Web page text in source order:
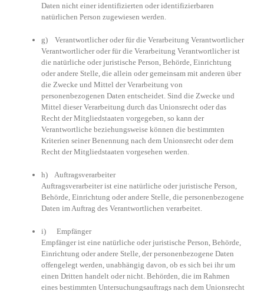
Daten nicht einer identifizierten oder identifizierbaren
natürlichen Person zugewiesen werden.
g) Verantwortlicher oder für die Verarbeitung Verantwortlicher
Verantwortlicher oder für die Verarbeitung Verantwortlicher ist
die natürliche oder juristische Person, Behörde, Einrichtung
oder andere Stelle, die allein oder gemeinsam mit anderen über
die Zwecke und Mittel der Verarbeitung von
personenbezogenen Daten entscheidet. Sind die Zwecke und
Mittel dieser Verarbeitung durch das Unionsrecht oder das
Recht der Mitgliedstaaten vorgegeben, so kann der
Verantwortliche beziehungsweise können die bestimmten
Kriterien seiner Benennung nach dem Unionsrecht oder dem
Recht der Mitgliedstaaten vorgesehen werden.
h) Auftragsverarbeiter
Auftragsverarbeiter ist eine natürliche oder juristische Person,
Behörde, Einrichtung oder andere Stelle, die personenbezogene
Daten im Auftrag des Verantwortlichen verarbeitet.
i) Empfänger
Empfänger ist eine natürliche oder juristische Person, Behörde,
Einrichtung oder andere Stelle, der personenbezogene Daten
offengelegt werden, unabhängig davon, ob es sich bei ihr um
einen Dritten handelt oder nicht. Behörden, die im Rahmen
eines bestimmten Untersuchungsauftrags nach dem Unionsrecht